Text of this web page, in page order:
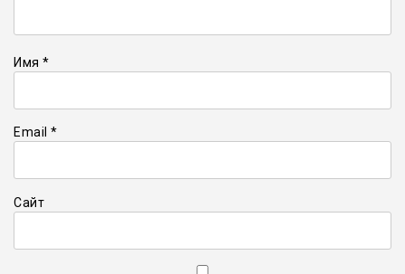
Имя *
Email *
Сайт